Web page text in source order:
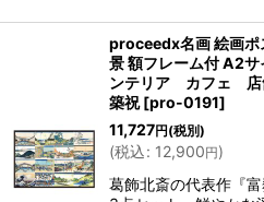
proceedx名画 絵画
景 額フレーム付 A2
ンテリア カフェ
築祝 [pro-0191]
11,727円(税別)
(税込: 12,900円)
葛飾北斎の代表作『